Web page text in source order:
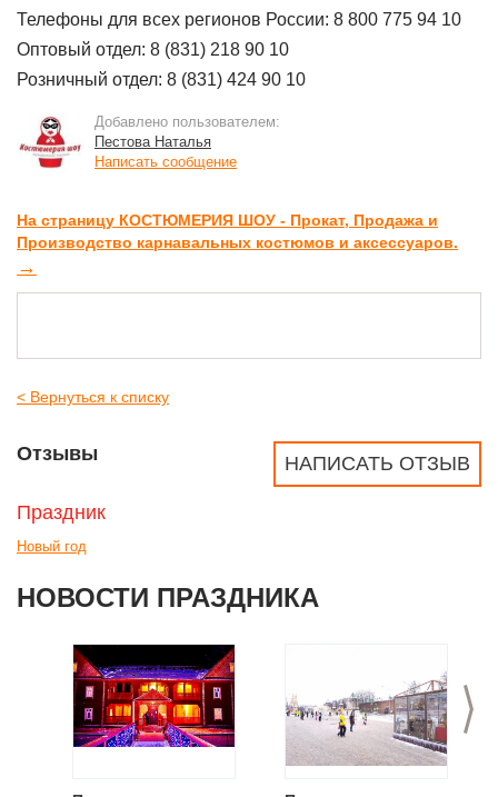
Телефоны для всех регионов России: 8 800 775 94 10
Оптовый отдел: 8 (831) 218 90 10
Розничный отдел: 8 (831) 424 90 10
Добавлено пользователем:
Пестова Наталья
Написать сообщение
На страницу КОСТЮМЕРИЯ ШОУ - Прокат, Продажа и
Производство карнавальных костюмов и аксессуаров.
→
< Вернуться к списку
НАПИСАТЬ ОТЗЫВ
Отзывы
Праздник
Новый год
НОВОСТИ ПРАЗДНИКА
>